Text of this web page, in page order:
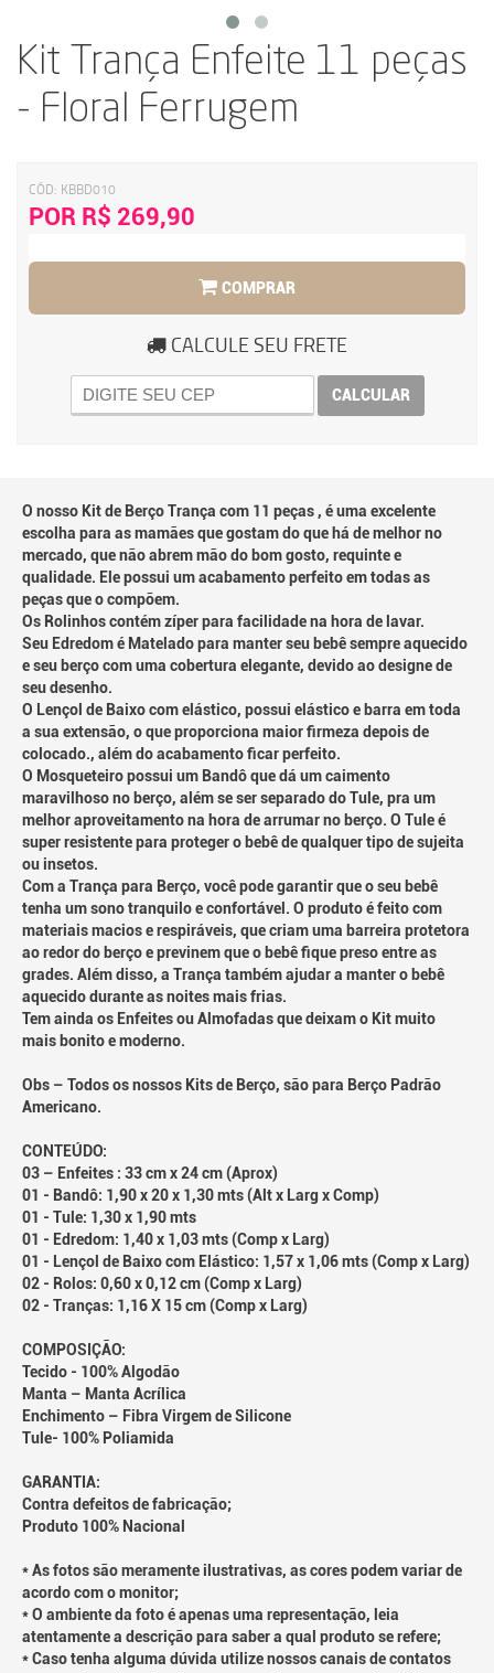
Kit Trança Enfeite 11 peças
- Floral Ferrugem
CÓD: KBBD010
POR R$ 269,90
COMPRAR
CALCULE SEU FRETE
CALCULAR
O nosso Kit de Berço Trança com 11 peças , é uma excelente
escolha para as mamães que gostam do que há de melhor no
mercado, que não abrem mão do bom gosto, requinte e
qualidade. Ele possui um acabamento perfeito em todas as
peças que o compõem.
Os Rolinhos contém zíper para facilidade na hora de lavar.
Seu Edredom é Matelado para manter seu bebê sempre aquecido
e seu berço com uma cobertura elegante, devido ao designe de
seu desenho.
O Lençol de Baixo com elástico, possui elástico e barra em toda
a sua extensão, o que proporciona maior firmeza depois de
colocado., além do acabamento ficar perfeito.
O Mosqueteiro possui um Bandô que dá um caimento
maravilhoso no berço, além se ser separado do Tule, pra um
melhor aproveitamento na hora de arrumar no berço. O Tule é
super resistente para proteger o bebê de qualquer tipo de sujeita
ou insetos.
Com a Trança para Berço, você pode garantir que o seu bebê
tenha um sono tranquilo e confortável. O produto é feito com
materiais macios e respiráveis, que criam uma barreira protetora
ao redor do berço e previnem que o bebê fique preso entre as
grades. Além disso, a Trança também ajudar a manter o bebê
aquecido durante as noites mais frias.
Tem ainda os Enfeites ou Almofadas que deixam o Kit muito
mais bonito e moderno.
Obs – Todos os nossos Kits de Berço, são para Berço Padrão
Americano.
CONTEÚDO:
03 – Enfeites : 33 cm x 24 cm (Aprox)
01 - Bandô: 1,90 x 20 x 1,30 mts (Alt x Larg x Comp)
01 - Tule: 1,30 x 1,90 mts
01 - Edredom: 1,40 x 1,03 mts (Comp x Larg)
01 - Lençol de Baixo com Elástico: 1,57 x 1,06 mts (Comp x Larg)
02 - Rolos: 0,60 x 0,12 cm (Comp x Larg)
02 - Tranças: 1,16 X 15 cm (Comp x Larg)
COMPOSIÇÃO:
Tecido - 100% Algodão
Manta – Manta Acrílica
Enchimento – Fibra Virgem de Silicone
Tule- 100% Poliamida
GARANTIA:
Contra defeitos de fabricação;
Produto 100% Nacional
* As fotos são meramente ilustrativas, as cores podem variar de
acordo com o monitor;
* O ambiente da foto é apenas uma representação, leia
atentamente a descrição para saber a qual produto se refere;
* Caso tenha alguma dúvida utilize nossos canais de contatos